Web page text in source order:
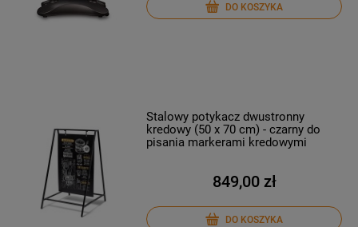
DO KOSZYKA
Stalowy potykacz dwustronny
kredowy (50 x 70 cm) - czarny do
pisania markerami kredowymi
849,00 zł
DO KOSZYKA